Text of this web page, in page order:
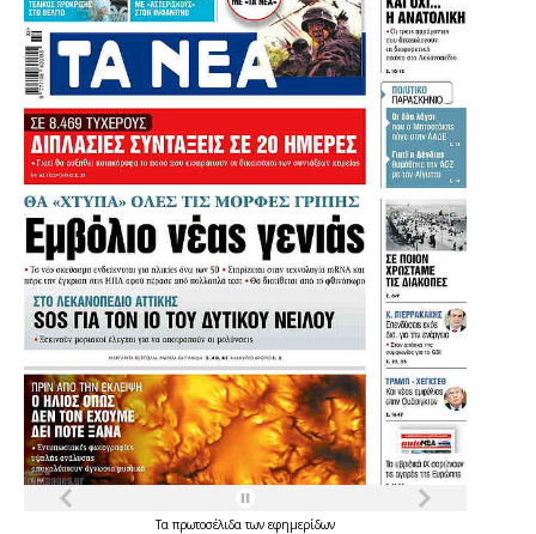
Τα πρωτοσέλιδατων εφημερίδων